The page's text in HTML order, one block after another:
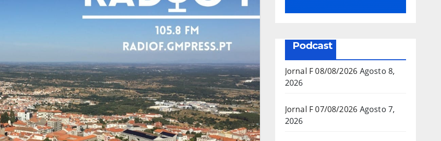
Podcast
Jornal F 08/08/2026 Agosto 8,
2026
Jornal F 07/08/2026 Agosto 7,
2026